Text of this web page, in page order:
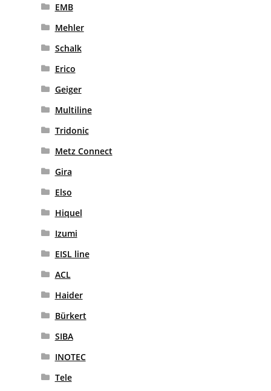
EMB
Mehler
Schalk
Erico
Geiger
Multiline
Tridonic
Metz Connect
Gira
Elso
Hiquel
Izumi
EISL line
ACL
Haider
Bürkert
SIBA
INOTEC
Tele